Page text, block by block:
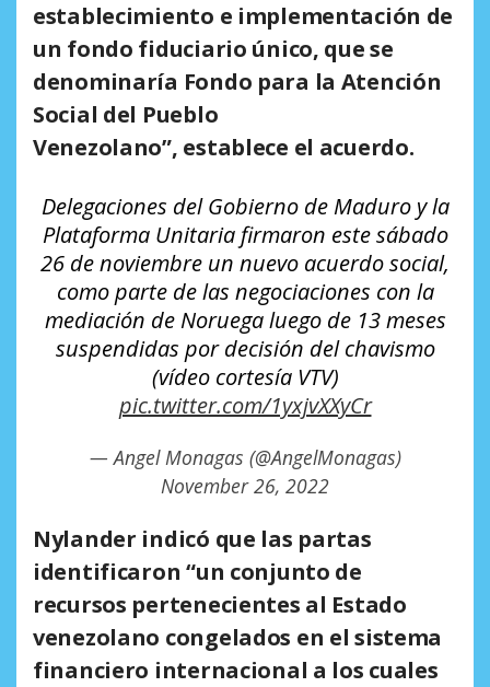
establecimiento e implementación de
un fondo fiduciario único, que se
denominaría Fondo para la Atención
Social del Pueblo
Venezolano”, establece el acuerdo.
Delegaciones del Gobierno de Maduro y la
Plataforma Unitaria firmaron este sábado
26 de noviembre un nuevo acuerdo social,
como parte de las negociaciones con la
mediación de Noruega luego de 13 meses
suspendidas por decisión del chavismo
(vídeo cortesía VTV)
pic.twitter.com/1yxjvXXyCr
— Angel Monagas (@AngelMonagas)
November 26, 2022
Nylander indicó que las partas
identificaron “un conjunto de
recursos pertenecientes al Estado
venezolano congelados en el sistema
financiero internacional a los cuales